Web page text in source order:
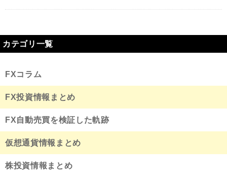
カテゴリ一覧
FXコラム
FX投資情報まとめ
FX自動売買を検証した軌跡
仮想通貨情報まとめ
株投資情報まとめ